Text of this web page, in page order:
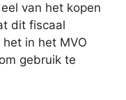
van het kopen
dit fiscaal
in het MVO
gebruik te